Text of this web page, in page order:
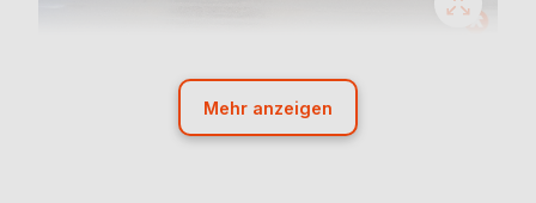
Mehr anzeigen